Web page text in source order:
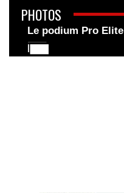
PHOTOS
Le podium Pro Elite